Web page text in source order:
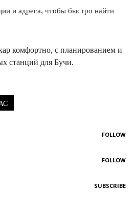
и адреса, чтобы быстро найти
комфортно, с планированием и
станций для Бучи.
FOLLOW
FOLLOW
SUBSCRIBE